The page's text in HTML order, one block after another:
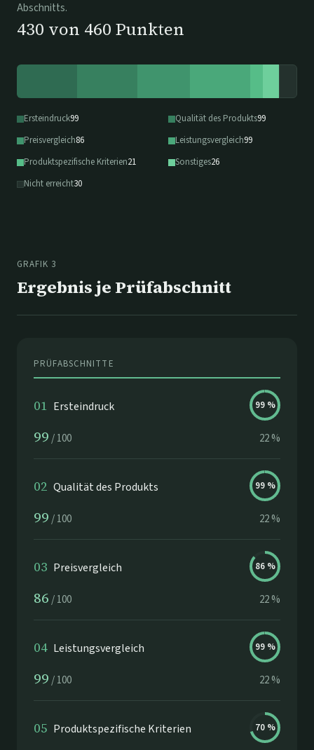
Abschnitts.
430 von 460 Punkten
Ersteindruck99 Qualität des Produkts99
Preisvergleich86 Leistungsvergleich99
Produktspezifische Kriterien21 Sonstiges26
Nicht erreicht30
GRAFIK 3
Ergebnis je Prüfabschnitt
PRÜFABSCHNITTE
01 Ersteindruck 99%
99 /100 22%
02 Qualität des Produkts 99%
99 /100 22%
03 Preisvergleich 86%
86 /100 22%
04 Leistungsvergleich 99%
99 /100 22%
05 Produktspezifische Kriterien 70%